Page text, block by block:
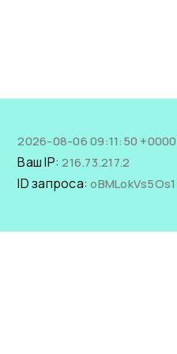
2026-08-06 09:11:50 +0000
Ваш IP:216.73.217.2
ID запроса:oBMLokVs5Os1